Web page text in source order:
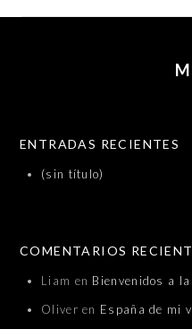
ENTRADAS RECIENTES
(sin título)
COMENTARIOS
Liam en Bienvenidos a
Oliver en España de mi